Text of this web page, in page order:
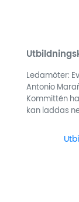
Ledamöter:
Antonio
Kommittén
kan laddas